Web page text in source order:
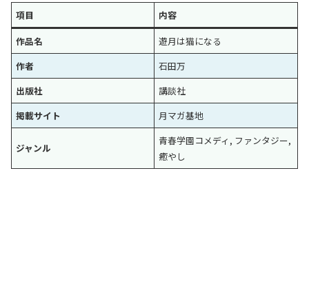
項目
内容
作品名
遊月は猫になる
作者
石田万
出版社
講談社
掲載サイト
月マガ基地
ジャンル
青春学園コメディ, ファンタジー,
癒やし